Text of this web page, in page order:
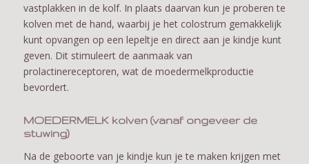
vastplakken in de kolf. In plaats daarvan kun je proberen te
kolven met de hand, waarbij je het colostrum gemakkelijk
kunt opvangen op een lepeltje en direct aan je kindje kunt
geven. Dit stimuleert de aanmaak van
prolactinereceptoren, wat de moedermelkproductie
bevordert.
MOEDERMELK kolven (vanaf ongeveer de
stuwing)
Na de geboorte van je kindje kun je te maken krijgen met